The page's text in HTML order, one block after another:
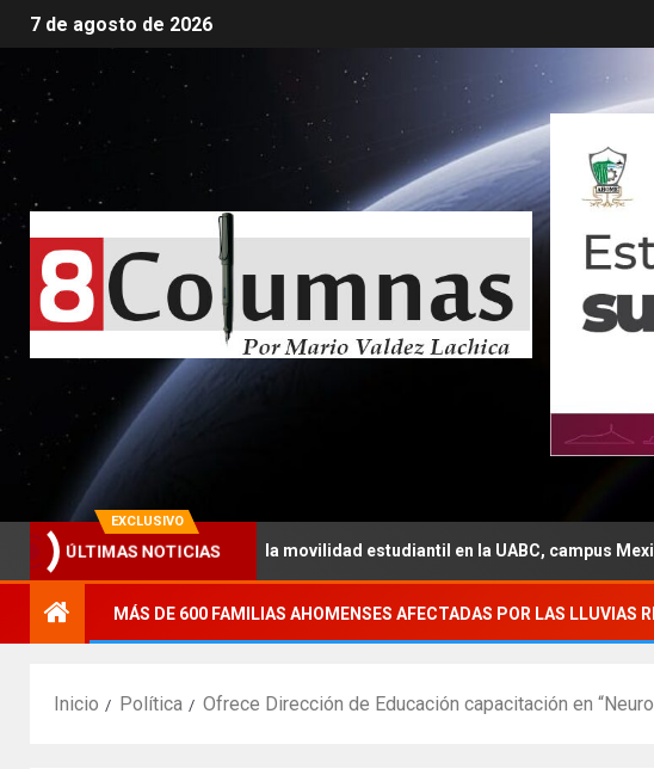
7 de agosto de 2026
EXCLUSIVO
ÚLTIMAS NOTICIAS
académica con la movilidad estudiantil en la UABC, campus Mexicali.
MÁS DE 600 FAMILIAS AHOMENSES AFECTADAS POR LAS LLUVIAS
Inicio Política Ofrece Dirección de Educación capacitación en